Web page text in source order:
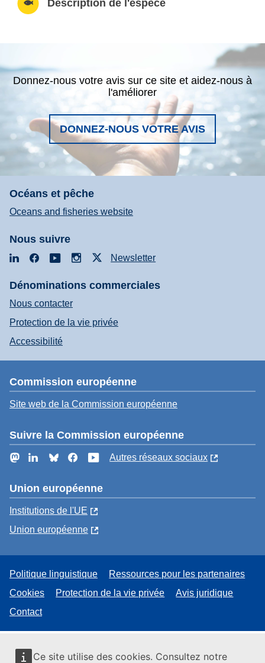
Ce site utilise des cookies. Consultez notre
Description de l'espèce
Donnez-nous votre avis sur ce site et aidez-nous à
l'améliorer
DONNEZ-NOUS VOTRE AVIS
Océans et pêche
Oceans and fisheries website
Nous suivre
LinkedInFacebookYouTubeInstagramNewsletter
Dénominations commerciales
Nous contacter
Protection de la vie privée
Accessibilité
Commission européenne
Site web de la Commission européenne
Suivre la Commission européenne
MastodonLinkedInBlueskyFacebookYouTube
Autres réseaux sociaux
Union européenne
Institutions de l'UE
Union européenne
Politique linguistique
Ressources pour les partenaires
Cookies
Protection de la vie privée
Avis juridique
Contact